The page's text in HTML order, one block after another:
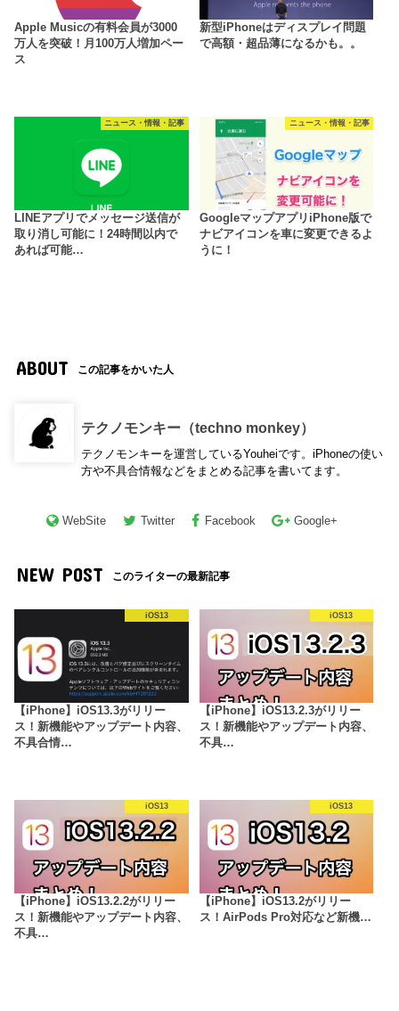
Apple Musicの有料会員が3000
万人を突破！月100万人増加ペー
ス
新型iPhoneはディスプレイ問題
で高額・超品薄になるかも。。
ニュース・情報・記事
LINEアプリでメッセージ送信が
取り消し可能に！24時間以内で
あれば可能…
ニュース・情報・記事
GoogleマップアプリiPhone版で
ナビアイコンを車に変更できるよ
うに！
ABOUT この記事をかいた人
テクノモンキー（techno monkey）
テクノモンキーを運営しているYouheiです。iPhoneの使い
方や不具合情報などをまとめる記事を書いてます。
WebSite Twitter Facebook Google+
NEW POST このライターの最新記事
iOS13
【iPhone】iOS13.3がリリー
ス！新機能やアップデート内容、
不具合情…
iOS13
【iPhone】iOS13.2.3がリリー
ス！新機能やアップデート内容、
不具…
iOS13
【iPhone】iOS13.2.2がリリー
ス！新機能やアップデート内容、
不具…
iOS13
【iPhone】iOS13.2がリリー
ス！AirPods Pro対応など新機…